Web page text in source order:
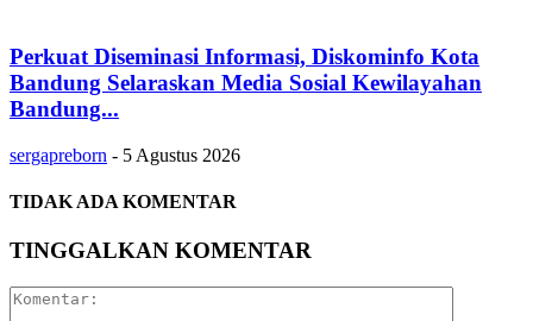
Perkuat Diseminasi Informasi, Diskominfo Kota
Bandung Selaraskan Media Sosial Kewilayahan
Bandung...
sergapreborn - 5 Agustus 2026
TIDAK ADA KOMENTAR
TINGGALKAN KOMENTAR